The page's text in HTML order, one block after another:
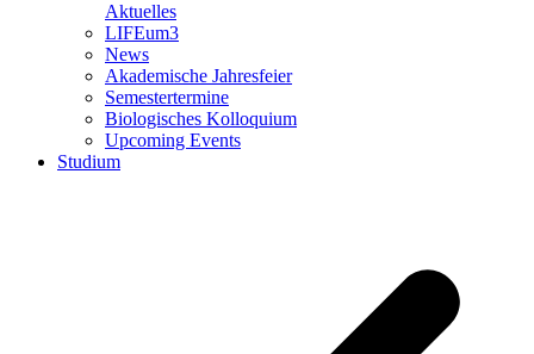
Aktuelles
LIFEum3
News
Akademische Jahresfeier
Semestertermine
Biologisches Kolloquium
Upcoming Events
Studium